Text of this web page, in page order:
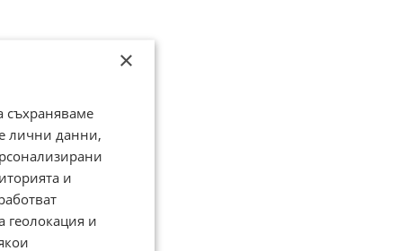
×
съхраняваме
лични данни,
и
геолокация и